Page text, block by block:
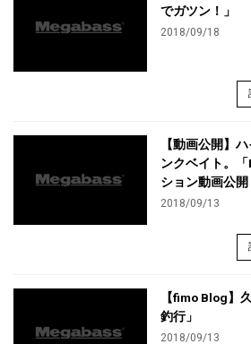
でガツン！」
2018/09/18
【動画公開】
ンクベイト。「
ション動画公開
2018/09/13
【fimo Blog】
釣行」
2018/09/13